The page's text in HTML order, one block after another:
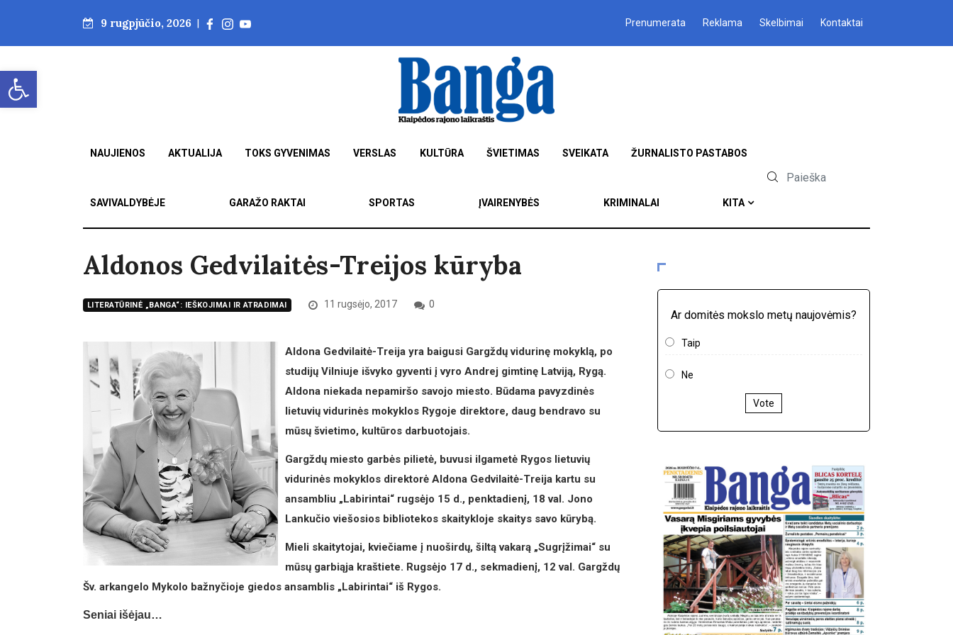
Open toolbar
9 rugpjūčio, 2026 | Prenumerata Reklama Skelbimai Kontaktai
NAUJIENOS AKTUALIJA TOKS GYVENIMAS VERSLAS KULTŪRA ŠVIETIMAS SVEIKATA ŽURNALISTO PASTABOS
SAVIVALDYBĖJE GARAŽO RAKTAI SPORTAS ĮVAIRENYBĖS KRIMINALAI KITA
Aldonos Gedvilaitės-Treijos kūryba
LITERATŪRINĖ „BANGA“: IEŠKOJIMAI IR ATRADIMAI 11 rugsėjo, 2017 0
Aldona Gedvilaitė-Treija yra baigusi Gargždų vidurinę mokyklą, po
studijų Vilniuje išvyko gyventi į vyro Andrej gimtinę Lat­viją, Rygą.
Aldona niekada nepamiršo savojo miesto. Būdama pavyzdinės
lietuvių vidurinės mokyklos Rygoje direktore, daug bendravo su
mūsų švietimo, kultūros darbuotojais.
Gargždų miesto garbės pilietė, buvusi ilgametė Rygos lietuvių
vidurinės mokyklos direktorė Aldona Gedvilaitė-Treija kartu su
ansambliu „Labirintai“ rugsėjo 15 d., penktadienį, 18 val. Jono
Lankučio viešosios bibliotekos skaitykloje skaitys savo kūrybą.
Mieli skaitytojai, kviečiame į nuoširdų, šiltą vakarą „Sugrįžimai“ su
mūsų garbiąja kraštiete. Rugsėjo 17 d., sekmadienį, 12 val. Gargždų
Šv. arkangelo Mykolo bažnyčioje giedos ansamblis „Labirintai“ iš Rygos.
Seniai išėjau…
Ar domitės mokslo metų naujovėmis?
Taip
Ne
Vote